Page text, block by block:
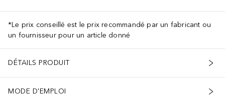
*Le prix conseillé est le prix recommandé par un fabricant ou
un fournisseur pour un article donné
DÉTAILS PRODUIT
MODE D'EMPLOI